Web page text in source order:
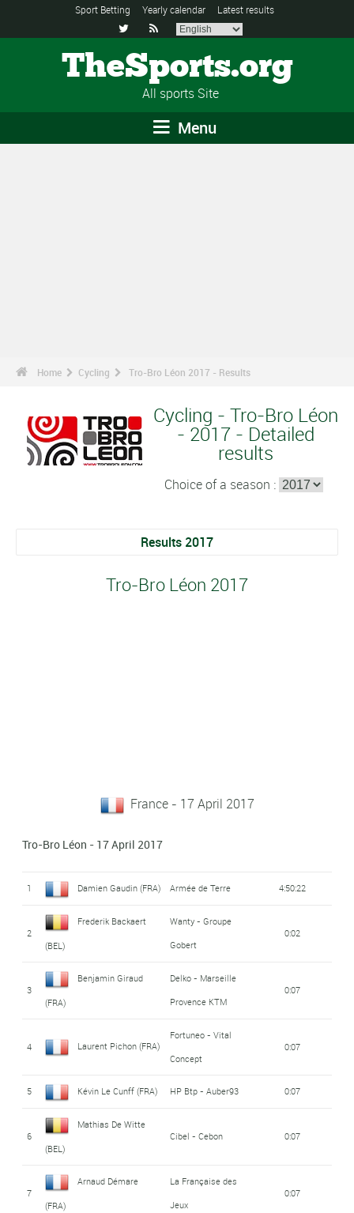
Sport Betting Yearly calendar Latest results
 
TheSports.org
All sports Site
Menu
Home Cycling Tro-Bro Léon 2017 - Results
Cycling - Tro-Bro Léon
- 2017 - Detailed
results
Choice of a season :
Results 2017
Tro-Bro Léon 2017
France - 17 April 2017
Tro-Bro Léon - 17 April 2017
1 Damien Gaudin (FRA) Armée de Terre 4:50:22
2
Frederik Backaert
(BEL)
Wanty - Groupe
Gobert
0:02
3
Benjamin Giraud
(FRA)
Delko - Marseille
Provence KTM
0:07
4 Laurent Pichon (FRA)
Fortuneo - Vital
Concept
0:07
5 Kévin Le Cunff (FRA) HP Btp - Auber93 0:07
6
Mathias De Witte
(BEL)
Cibel - Cebon 0:07
7
Arnaud Démare
(FRA)
La Française des
Jeux
0:07